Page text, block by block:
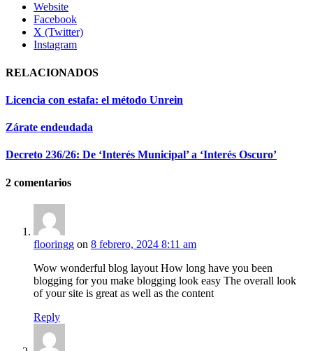
Website
Facebook
X (Twitter)
Instagram
RELACIONADOS
Licencia con estafa: el método Unrein
Zárate endeudada
Decreto 236/26: De ‘Interés Municipal’ a ‘Interés Oscuro’
2 comentarios
flooringg on 8 febrero, 2024 8:11 am
Wow wonderful blog layout How long have you been
blogging for you make blogging look easy The overall look
of your site is great as well as the content
Reply